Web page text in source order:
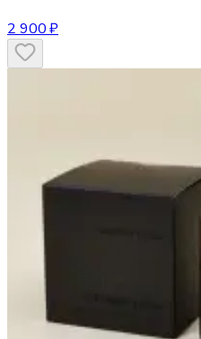
2 900 ₽